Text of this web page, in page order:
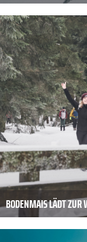
BODENMAIS LÄDT ZUR